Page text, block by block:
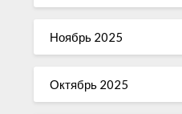
Ноябрь 2025
Октябрь 2025